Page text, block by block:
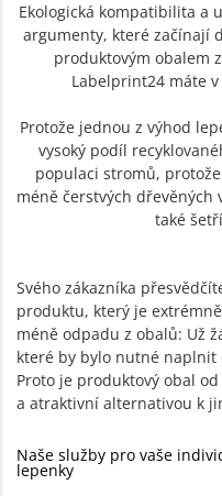
Ekologická kompatibilita a
argumenty, které začínají
produktovým obalem
Labelprint24 máte
Protože jednou z výhod
vysoký podíl
populaci stromů,
méně čerstvých
také
Svého zákazníka
produktu, který je
méně odpadu z obalů: Už
které by bylo nutné
Proto je produktový obal
a atraktivní alternativou k
Naše služby pro vaše
lepenky